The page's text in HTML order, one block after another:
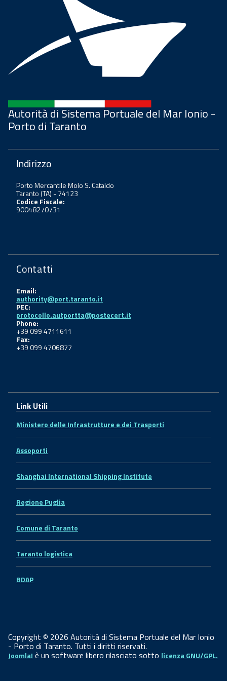
Autorità di Sistema Portuale del Mar Ionio -
Porto di Taranto
Indirizzo
Porto Mercantile Molo S. Cataldo
Taranto (TA) - 74123
Codice Fiscale:
90048270731
Contatti
Email:
authority@port.taranto.it
PEC:
protocollo.autportta@postecert.it
Phone:
+39 099 4711611
Fax:
+39 099 4706877
Link Utili
Ministero delle Infrastrutture e dei Trasporti
Assoporti
Shanghai International Shipping Institute
Regione Puglia
Comune di Taranto
Taranto logistica
BDAP
Copyright © 2026 Autorità di Sistema Portuale del Mar Ionio
- Porto di Taranto. Tutti i diritti riservati.
Joomla! è un software libero rilasciato sotto licenza GNU/GPL.